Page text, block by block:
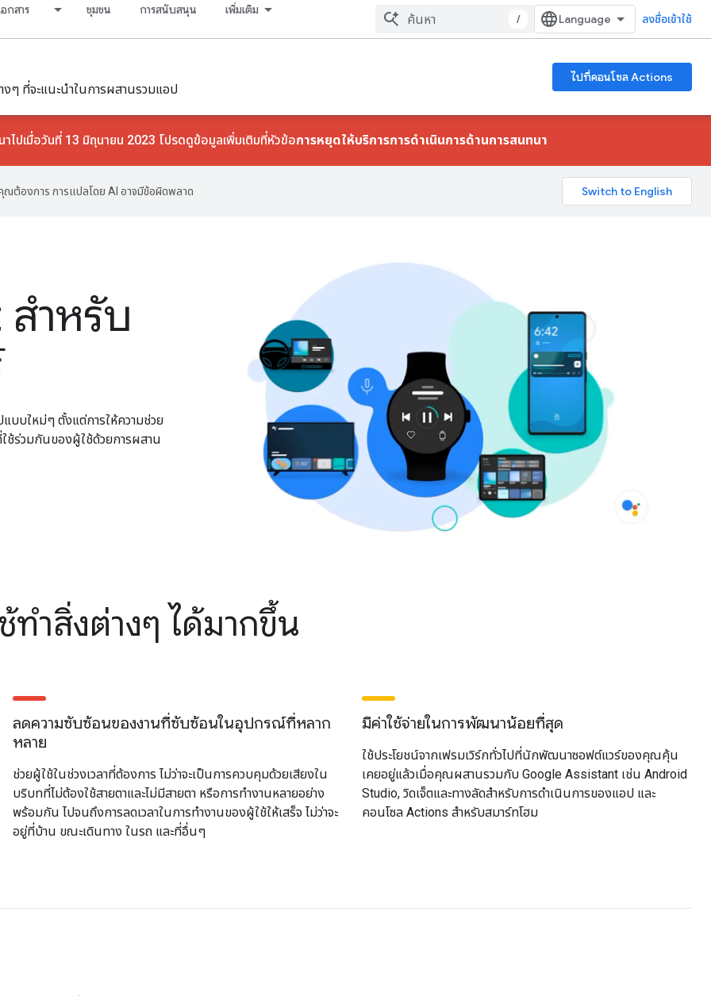
อกสาร ชุมชน การสนับสนุน เพิ่มเติม
/ ลงชื่อเข้าใช้
ๆ ที่จะแนะนำในการผสานรวมแอป
ไปที่คอนโซล Actions
นาไปเมื่อวันที่ 13 มิถุนายน 2023 โปรดดูข้อมูลเพิ่มเติมที่หัวข้อการหยุดให้บริการการดําเนินการด้านการสนทนา
คุณต้องการ การแปลโดย AI อาจมีข้อผิดพลาด
สำหรับ
บบใหม่ๆ ตั้งแต่การให้ความช่วย
ช้ร่วมกันของผู้ใช้ด้วยการผสาน
ทำสิ่งต่างๆ ได้มากขึ้น
ลดความซับซ้อนของงานที่ซับซ้อนในอุปกรณ์ที่หลาก
หลาย
ช่วยผู้ใช้ในช่วงเวลาที่ต้องการ ไม่ว่าจะเป็นการควบคุมด้วยเสียงใน
บริบทที่ไม่ต้องใช้สายตาและไม่มีสายตา หรือการทำงานหลายอย่าง
พร้อมกัน ไปจนถึงการลดเวลาในการทำงานของผู้ใช้ให้เสร็จ ไม่ว่าจะ
อยู่ที่บ้าน ขณะเดินทาง ในรถ และที่อื่นๆ
มีค่าใช้จ่ายในการพัฒนาน้อยที่สุด
ใช้ประโยชน์จากเฟรมเวิร์กทั่วไปที่นักพัฒนาซอฟต์แวร์ของคุณคุ้น
เคยอยู่แล้วเมื่อคุณผสานรวมกับ Google Assistant เช่น Android
Studio, วิดเจ็ตและทางลัดสำหรับการดำเนินการของแอป และ
คอนโซล Actions สำหรับสมาร์ทโฮม